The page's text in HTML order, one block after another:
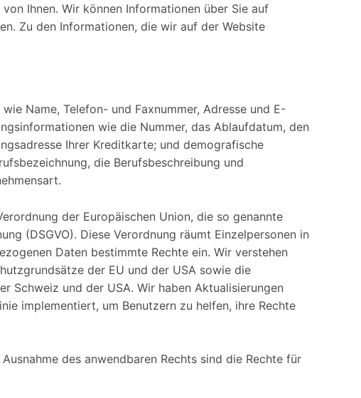
Ihnen. Wir können Informationen über Sie auf
Zu den Informationen, die wir auf der Website
Name, Telefon- und Faxnummer, Adresse und E-
wie die Nummer, das Ablaufdatum, den
Ihrer Kreditkarte; und demografische
die Berufsbeschreibung und
der Europäischen Union, die so genannte
(DSGVO). Diese Verordnung räumt Einzelpersonen in
Daten bestimmte Rechte ein. Wir verstehen
der EU und der USA sowie die
Schweiz und der USA. Wir haben Aktualisierungen
implementiert, um Benutzern zu helfen, ihre Rechte
des anwendbaren Rechts sind die Rechte für